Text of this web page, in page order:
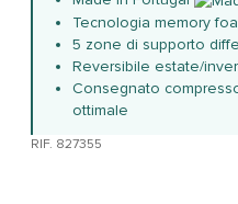
Tecnologia memory
5 zone di supporto
Reversibile estate/
Consegnato
ottimale
RIF. 827355